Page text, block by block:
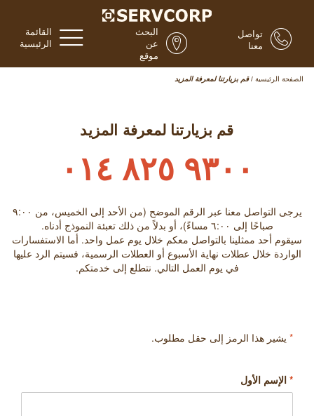
القائمة
الرئيسية
البحث
عن
موقع
تواصل
معنا
الصفحة الرئيسية / قم بزيارتنا لمعرفة المزيد
قم بزيارتنا لمعرفة المزيد
٩٣٠٠ ٨٢٥ ٠١٤
يرجى التواصل معنا عبر الرقم الموضح (من الأحد إلى الخميس، من ٩:۰۰
صباحًا إلى ٦:۰۰ مساءً)، أو بدلاً من ذلك تعبئة النموذج أدناه.
سيقوم أحد ممثلينا بالتواصل معكم خلال يوم عمل واحد. أما الاستفسارات
الواردة خلال عطلات نهاية الأسبوع أو العطلات الرسمية، فسيتم الرد عليها
في يوم العمل التالي. نتطلع إلى خدمتكم.
* يشير هذا الرمز إلى حقل مطلوب.
* الإسم الأول